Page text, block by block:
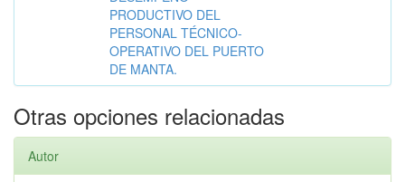
PRODUCTIVO DEL
PERSONAL TÉCNICO-
OPERATIVO DEL PUERTO
DE MANTA.
Otras opciones relacionadas
Autor